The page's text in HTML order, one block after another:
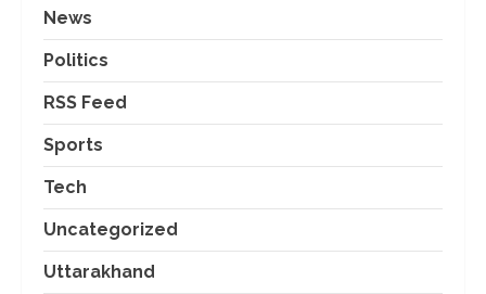
News
Politics
RSS Feed
Sports
Tech
Uncategorized
Uttarakhand